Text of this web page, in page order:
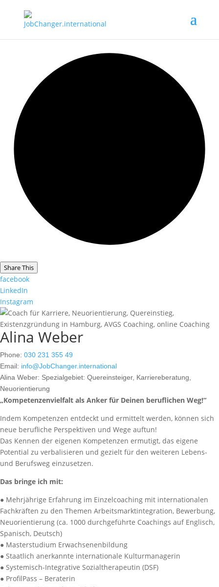
Share This
facebook
LinkedIn
Instagram
Alina Weber
Phone: 030 231 355 49
Email: info@JobChanger.international
Alina Weber: Spezialgebiet: Quereinsteiger, Karriereberatung,
Neuorientierung
„Kompetenzenvielfalt als Anker für Deinen beruflichen Weg!“
Indem Kompetenzen entdeckt und ermittelt werden, können sich
neue berufliche Perspektiven und Wege auftun!
Das Kennen der eigenen Kompetenzen ermutigt, das eigene
Potential zu verbalisieren und gezielt für den weiteren Lebens-
und Berufsweg einzusetzen.
Das bringe ich mit:
● Mehrjährige Erfahrung im Einzelcoaching mit internationalen
Fachkräften zu den Themen Arbeitsmarktintegration, Bewerbung,
Neuorientierung (ca. 1000 durchgeführte Coachings auf Englisch,
Spanisch, Deutsch)
● Masterstudium Erwachsenenbildung
● Staatlich anerkannte internationale Kulturmanagerin
● Systemisch-Integrative Sozialtherapeutin (DSF)
● ProfilPass – Beraterin